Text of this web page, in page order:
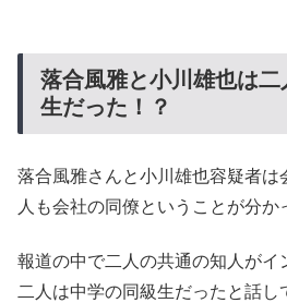
落合風雅と小川雄也は二
生だった！？
落合風雅さんと小川雄也容疑者は
人も会社の同僚ということが分か
報道の中で二人の共通の知人がイ
二人は中学の同級生だったと話し